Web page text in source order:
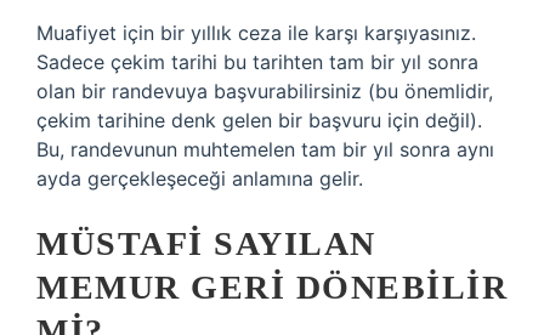
Muafiyet için bir yıllık ceza ile karşı karşıyasınız.
Sadece çekim tarihi bu tarihten tam bir yıl sonra
olan bir randevuya başvurabilirsiniz (bu önemlidir,
çekim tarihine denk gelen bir başvuru için değil).
Bu, randevunun muhtemelen tam bir yıl sonra aynı
ayda gerçekleşeceği anlamına gelir.
MÜSTAFI SAYILAN
MEMUR GERI DÖNEBILIR